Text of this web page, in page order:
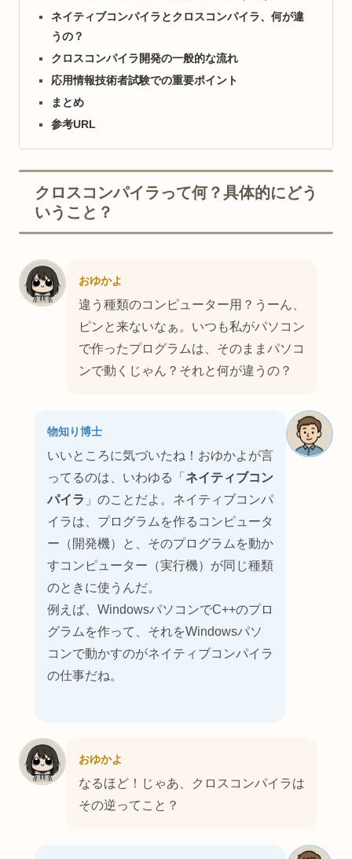
ネイティブコンパイラとクロスコンパイラ、何が違
うの？
クロスコンパイラ開発の一般的な流れ
応用情報技術者試験での重要ポイント
まとめ
参考URL
クロスコンパイラって何？具体的にどう
いうこと？
おゆかよ
違う種類のコンピューター用？うーん、
ピンと来ないなぁ。いつも私がパソコン
で作ったプログラムは、そのままパソコ
ンで動くじゃん？それと何が違うの？
物知り博士
いいところに気づいたね！おゆかよが言
ってるのは、いわゆる「 ネイティブコン
パイラ 」のことだよ。ネイティブコンパ
イラは、プログラムを作るコンピュータ
ー（開発機）と、そのプログラムを動か
すコンピューター（実行機）が同じ種類
のときに使うんだ。
例えば、WindowsパソコンでC++のプロ
グラムを作って、それをWindowsパソ
コンで動かすのがネイティブコンパイラ
の仕事だね。
おゆかよ
なるほど！じゃあ、クロスコンパイラは
その逆ってこと？